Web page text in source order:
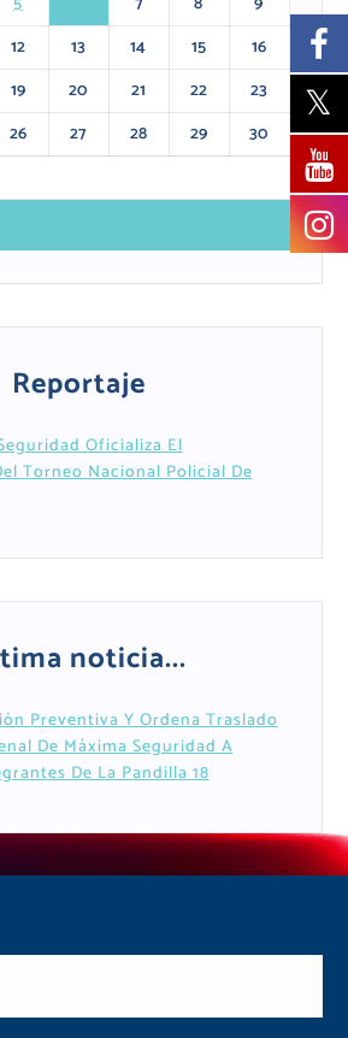
12 13 14 15
16
19 20 21 22
23
26 27 28 29
30
Reportaje
Oficializa El
Torneo Nacional Policial De
noticia...
Preventiva Y Ordena Traslado
De Máxima Seguridad A
De La Pandilla 18